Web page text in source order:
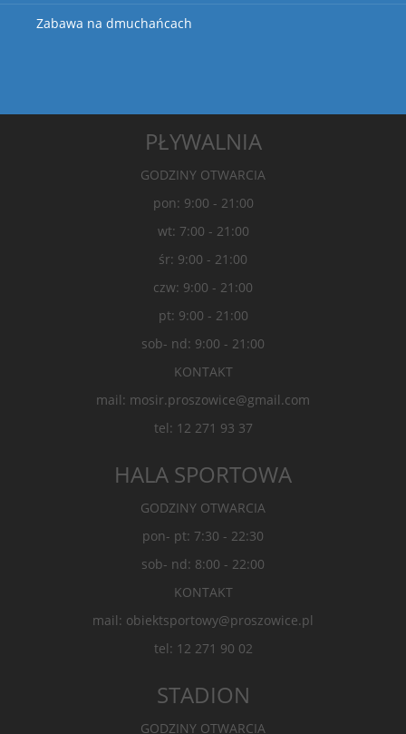
Zabawa na dmuchańcach
PŁYWALNIA
GODZINY OTWARCIA
pon: 9:00 - 21:00
wt: 7:00 - 21:00
śr: 9:00 - 21:00
czw: 9:00 - 21:00
pt: 9:00 - 21:00
sob- nd: 9:00 - 21:00
KONTAKT
mail: mosir.proszowice@gmail.com
tel: 12 271 93 37
HALA SPORTOWA
GODZINY OTWARCIA
pon- pt: 7:30 - 22:30
sob- nd: 8:00 - 22:00
KONTAKT
mail: obiektsportowy@proszowice.pl
tel: 12 271 90 02
STADION
GODZINY OTWARCIA